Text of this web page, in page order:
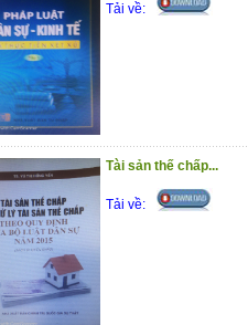
Tải về:
Tài sản thế chấp...
Tải về: